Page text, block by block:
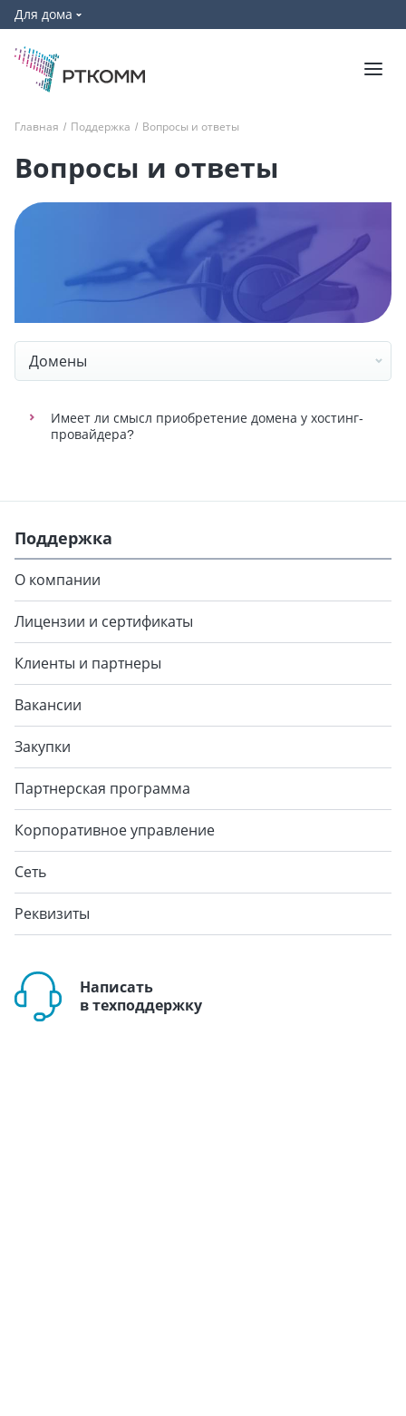
Для дома
Главная / Поддержка / Вопросы и ответы
Поддержка
О компании
Лицензии и сертификаты
Клиенты и партнеры
Вакансии
Закупки
Партнерская программа
Корпоративное управление
Сеть
Реквизиты
Написать
в техподдержку
Вопросы и ответы
Домены
Имеет ли смысл приобретение домена у хостинг-
провайдера?